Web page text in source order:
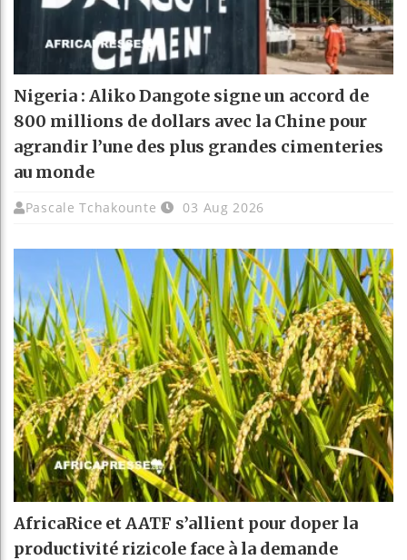
Nigeria : Aliko Dangote signe un accord de
800 millions de dollars avec la Chine pour
agrandir l’une des plus grandes cimenteries
au monde
Pascale Tchakounte 03 Aug 2026
AfricaRice et AATF s’allient pour doper la
productivité rizicole face à la demande